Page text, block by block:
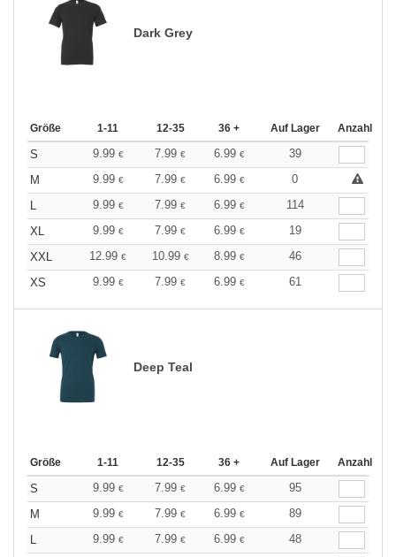
Dark Grey
Größe 1-11 12-35 36 + Auf Lager Anzahl
S 9.99 € 7.99 € 6.99 €
39
M
9.99 € 7.99 € 6.99 €
0
L
9.99 € 7.99 € 6.99 €
114
XL
9.99 € 7.99 € 6.99 €
19
XXL
12.99 € 10.99 € 8.99 €
46
XS
9.99 € 7.99 € 6.99 € 61
Deep Teal
Größe 1-11 12-35 36 + Auf Lager Anzahl
S 9.99 € 7.99 € 6.99 €
95
M
9.99 € 7.99 € 6.99 €
89
L
9.99 € 7.99 € 6.99 €
48